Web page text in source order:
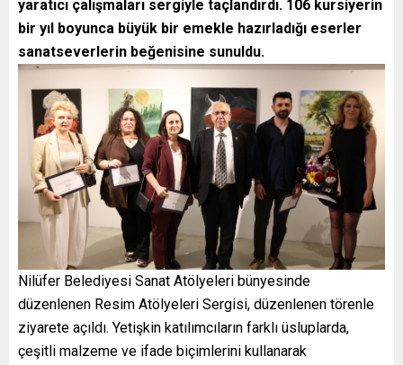
yaratıcı çalışmaları sergiyle taçlandırdı. 106 kursiyerin
bir yıl boyunca büyük bir emekle hazırladığı eserler
sanatseverlerin beğenisine sunuldu.
Nilüfer Belediyesi Sanat Atölyeleri bünyesinde
düzenlenen Resim Atölyeleri Sergisi, düzenlenen törenle
ziyarete açıldı. Yetişkin katılımcıların farklı üsluplarda,
çeşitli malzeme ve ifade biçimlerini kullanarak